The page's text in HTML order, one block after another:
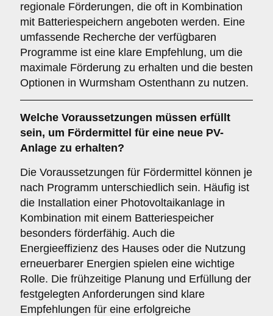
regionale Förderungen, die oft in Kombination
mit Batteriespeichern angeboten werden. Eine
umfassende Recherche der verfügbaren
Programme ist eine klare Empfehlung, um die
maximale Förderung zu erhalten und die besten
Optionen in Wurmsham Ostenthann zu nutzen.
Welche Voraussetzungen müssen erfüllt
sein, um Fördermittel für eine neue PV-
Anlage zu erhalten?
Die Voraussetzungen für Fördermittel können je
nach Programm unterschiedlich sein. Häufig ist
die Installation einer Photovoltaikanlage in
Kombination mit einem Batteriespeicher
besonders förderfähig. Auch die
Energieeffizienz des Hauses oder die Nutzung
erneuerbarer Energien spielen eine wichtige
Rolle. Die frühzeitige Planung und Erfüllung der
festgelegten Anforderungen sind klare
Empfehlungen für eine erfolgreiche